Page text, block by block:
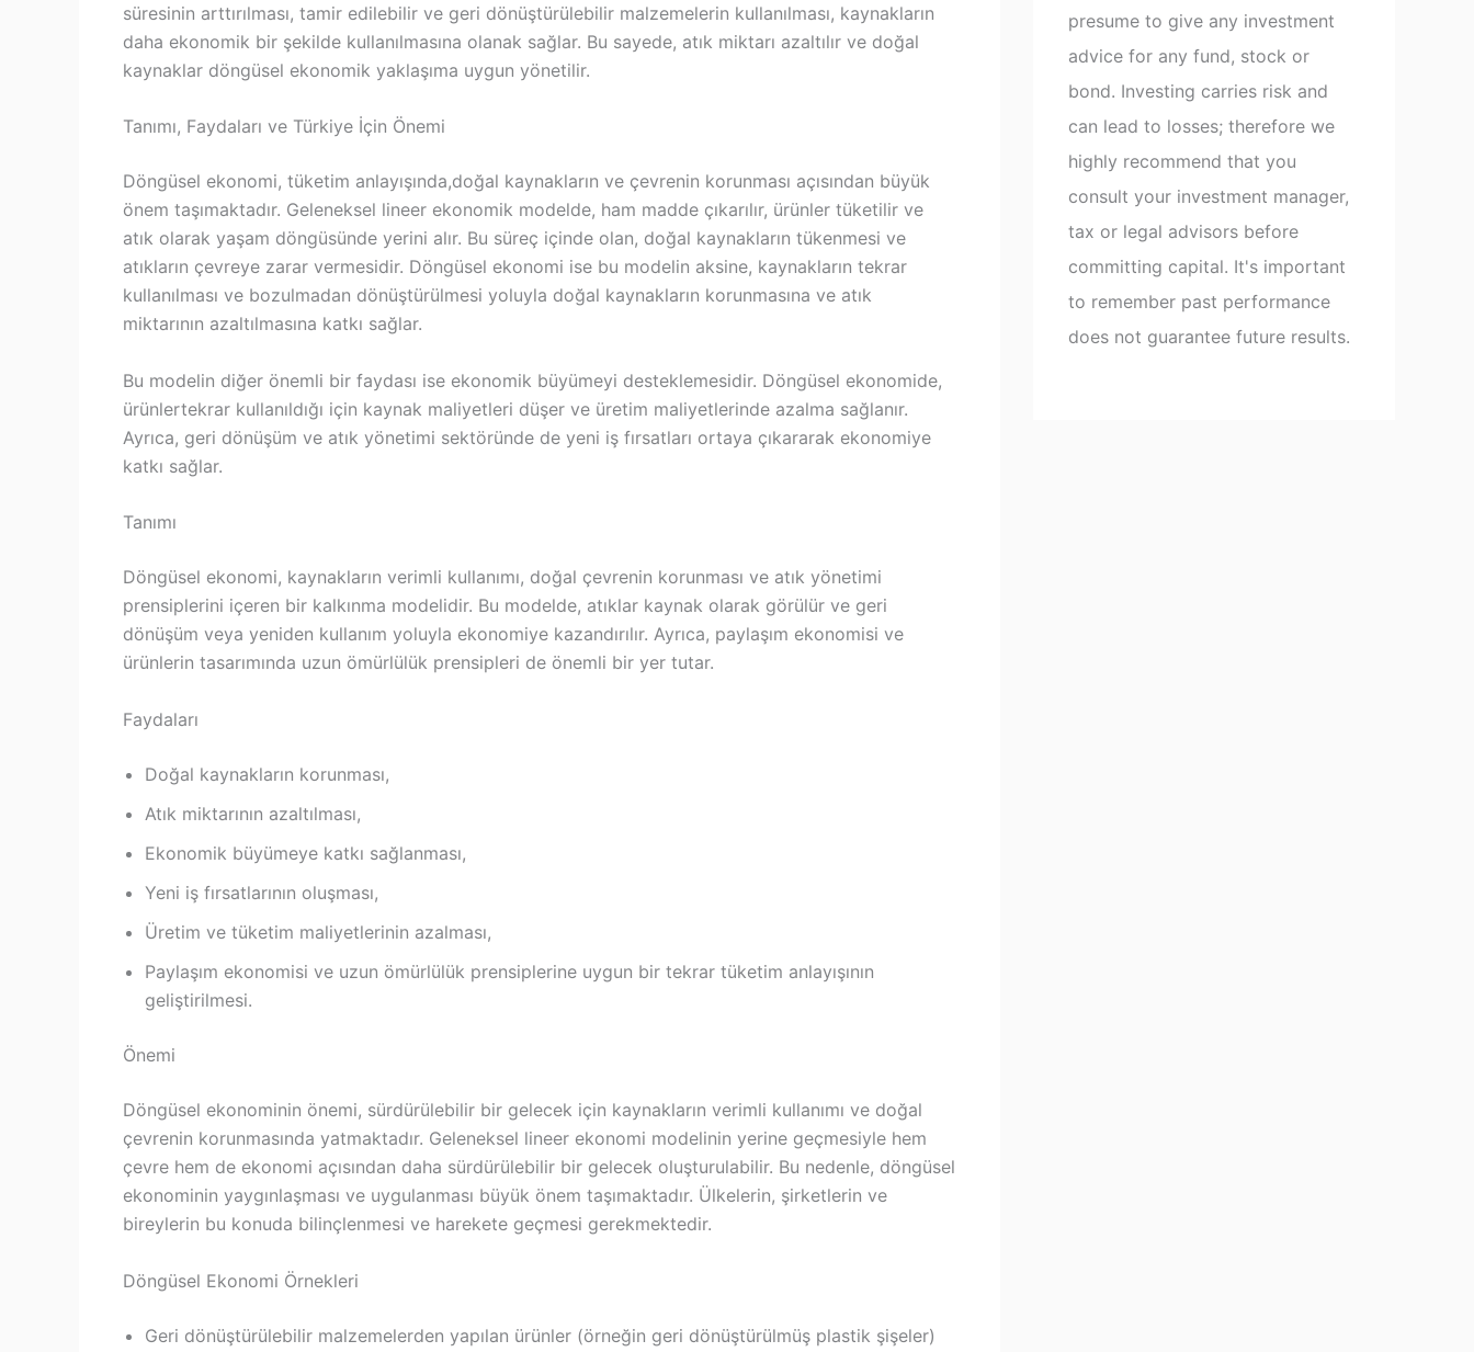
süresinin arttırılması, tamir edilebilir ve geri dönüştürülebilir malzemelerin kullanılması, kaynakların
daha ekonomik bir şekilde kullanılmasına olanak sağlar. Bu sayede, atık miktarı azaltılır ve doğal
kaynaklar döngüsel ekonomik yaklaşıma uygun yönetilir.
Tanımı, Faydaları ve Türkiye İçin Önemi
Döngüsel ekonomi, tüketim anlayışında,doğal kaynakların ve çevrenin korunması açısından büyük
önem taşımaktadır. Geleneksel lineer ekonomik modelde, ham madde çıkarılır, ürünler tüketilir ve
atık olarak yaşam döngüsünde yerini alır. Bu süreç içinde olan, doğal kaynakların tükenmesi ve
atıkların çevreye zarar vermesidir. Döngüsel ekonomi ise bu modelin aksine, kaynakların tekrar
kullanılması ve bozulmadan dönüştürülmesi yoluyla doğal kaynakların korunmasına ve atık
miktarının azaltılmasına katkı sağlar.
Bu modelin diğer önemli bir faydası ise ekonomik büyümeyi desteklemesidir. Döngüsel ekonomide,
ürünlertekrar kullanıldığı için kaynak maliyetleri düşer ve üretim maliyetlerinde azalma sağlanır.
Ayrıca, geri dönüşüm ve atık yönetimi sektöründe de yeni iş fırsatları ortaya çıkararak ekonomiye
katkı sağlar.
Tanımı
Döngüsel ekonomi, kaynakların verimli kullanımı, doğal çevrenin korunması ve atık yönetimi
prensiplerini içeren bir kalkınma modelidir. Bu modelde, atıklar kaynak olarak görülür ve geri
dönüşüm veya yeniden kullanım yoluyla ekonomiye kazandırılır. Ayrıca, paylaşım ekonomisi ve
ürünlerin tasarımında uzun ömürlülük prensipleri de önemli bir yer tutar.
Faydaları
Doğal kaynakların korunması,
Atık miktarının azaltılması,
Ekonomik büyümeye katkı sağlanması,
Yeni iş fırsatlarının oluşması,
Üretim ve tüketim maliyetlerinin azalması,
Paylaşım ekonomisi ve uzun ömürlülük prensiplerine uygun bir tekrar tüketim anlayışının
geliştirilmesi.
Önemi
Döngüsel ekonominin önemi, sürdürülebilir bir gelecek için kaynakların verimli kullanımı ve doğal
çevrenin korunmasında yatmaktadır. Geleneksel lineer ekonomi modelinin yerine geçmesiyle hem
çevre hem de ekonomi açısından daha sürdürülebilir bir gelecek oluşturulabilir. Bu nedenle, döngüsel
ekonominin yaygınlaşması ve uygulanması büyük önem taşımaktadır. Ülkelerin, şirketlerin ve
bireylerin bu konuda bilinçlenmesi ve harekete geçmesi gerekmektedir.
Döngüsel Ekonomi Örnekleri
Geri dönüştürülebilir malzemelerden yapılan ürünler (örneğin geri dönüştürülmüş plastik şişeler)
presume to give any investment
advice for any fund, stock or
bond. Investing carries risk and
can lead to losses; therefore we
highly recommend that you
consult your investment manager,
tax or legal advisors before
committing capital. It's important
to remember past performance
does not guarantee future results.